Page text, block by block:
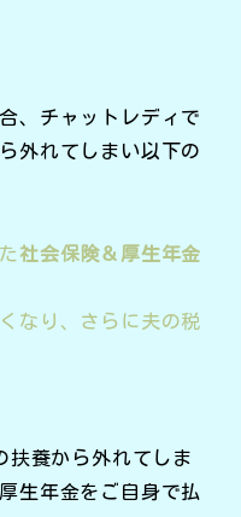
、チャットレディで
外れてしまい以下の
社会保険＆厚生年金
なり、さらに夫の税
扶養から外れてしま
生年金をご自身で払